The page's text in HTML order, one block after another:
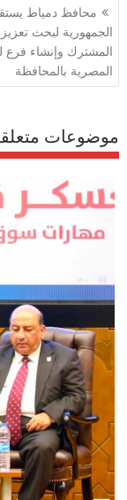
o
o
k
تصفّح
المقالات
محافظ دمياط
الجمهورية لبحث تعزيز
المشترك وإنشاء فرع
المصرية بالمحافظة
موضوعات